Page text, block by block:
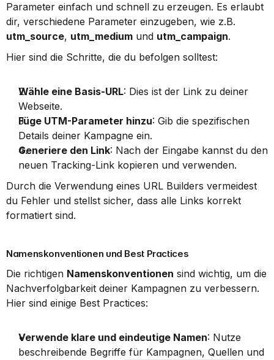
Parameter einfach und schnell zu erzeugen. Es erlaubt
utm_source, utm_medium und utm_campaign.
Hier sind die Schritte, die du befolgen solltest:
Wähle eine Basis-URL: Dies ist der Link zu deiner
Webseite.
Füge UTM-Parameter hinzu: Gib die spezifischen
Details deiner Kampagne ein.
Generiere den Link: Nach der Eingabe kannst du den
neuen Tracking-Link kopieren und verwenden.
Durch die Verwendung eines URL Builders vermeidest
du Fehler und stellst sicher, dass alle Links korrekt
formatiert sind.
Namenskonventionen und Best Practices
Die richtigen Namenskonventionen sind wichtig, um die
Nachverfolgbarkeit deiner Kampagnen zu verbessern.
Hier sind einige Best Practices:
Verwende klare und eindeutige Namen: Nutze
beschreibende Begriffe für Kampagnen, Quellen und